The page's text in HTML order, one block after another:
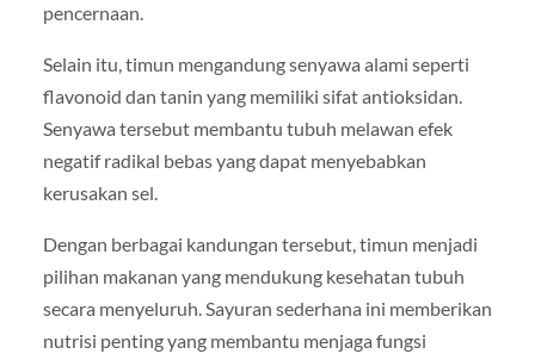
pencernaan.
Selain itu, timun mengandung senyawa alami seperti
flavonoid dan tanin yang memiliki sifat antioksidan.
Senyawa tersebut membantu tubuh melawan efek
negatif radikal bebas yang dapat menyebabkan
kerusakan sel.
Dengan berbagai kandungan tersebut, timun menjadi
pilihan makanan yang mendukung kesehatan tubuh
secara menyeluruh. Sayuran sederhana ini memberikan
nutrisi penting yang membantu menjaga fungsi